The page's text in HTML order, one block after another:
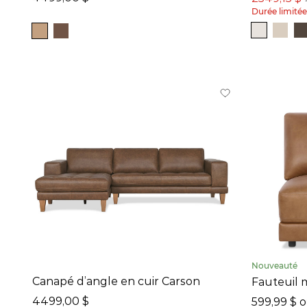
Brun (120)
Ivoire (38)
Bleu (4)
Durée limitée
Canapé d’angle en cuir Carson
4499,00 $
Nouveauté
Fauteuil
599,99 $